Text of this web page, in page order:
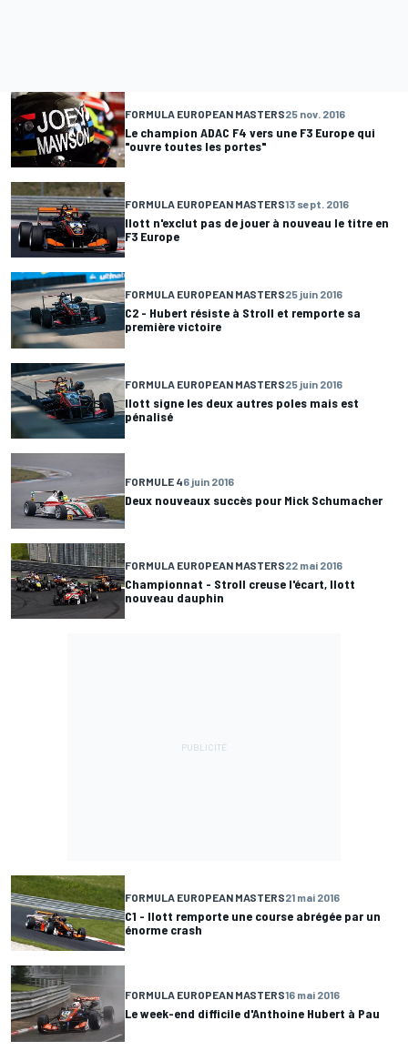
FORMULA EUROPEAN MASTERS25 nov. 2016
Le champion ADAC F4 vers une F3 Europe qui
"ouvre toutes les portes"
FORMULA EUROPEAN MASTERS13 sept. 2016
Ilott n'exclut pas de jouer à nouveau le titre en
F3 Europe
FORMULA EUROPEAN MASTERS25 juin 2016
C2 - Hubert résiste à Stroll et remporte sa
première victoire
FORMULA EUROPEAN MASTERS25 juin 2016
Ilott signe les deux autres poles mais est
pénalisé
FORMULE 46 juin 2016
Deux nouveaux succès pour Mick Schumacher
FORMULA EUROPEAN MASTERS22 mai 2016
Championnat - Stroll creuse l'écart, Ilott
nouveau dauphin
FORMULA EUROPEAN MASTERS21 mai 2016
C1 - Ilott remporte une course abrégée par un
énorme crash
FORMULA EUROPEAN MASTERS16 mai 2016
Le week-end difficile d'Anthoine Hubert à Pau